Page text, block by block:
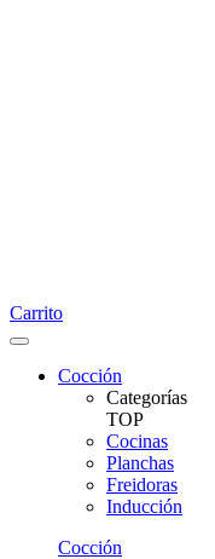
Carrito
Cocción
Categorías
TOP
Cocinas
Planchas
Freidoras
Inducción
Cocción